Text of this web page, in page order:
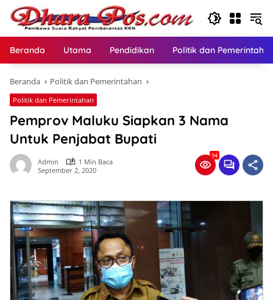
Langsung
konten
Beranda Utama Pendidikan Politik dan
Beranda Politik dan Pemerintahan
Politik dan Pemerintahan
Pemprov Maluku Siapkan 3 Nama
Untuk Penjabat Bupati
Admin
1 Min Baca
September 2, 2020
94